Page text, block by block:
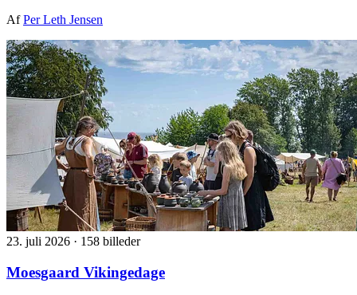
AfPer Leth Jensen
23. juli 2026 · 158 billeder
Moesgaard Vikingedage